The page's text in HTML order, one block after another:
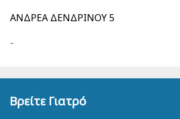
ΑΝΔΡΕΑ ΔΕΝΔΡΙΝΟΥ 5
-
Βρείτε Γιατρό